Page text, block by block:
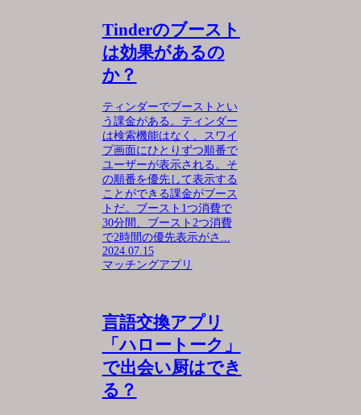
Tinderのブースト
は効果があるの
か？
ティンダーでブーストとい
う課金がある。ティンダー
は検索機能はなく、スワイ
プ画面にひとりずつ順番で
ユーザーが表示される。そ
の順番を優先して表示する
ことができる課金がブース
トだ。ブースト1つ消費で
30分間、ブースト2つ消費
で2時間の優先表示がさ...
2024.07.15
マッチングアプリ
言語交換アプリ
「ハロートーク」
で出会い厨はでき
る？